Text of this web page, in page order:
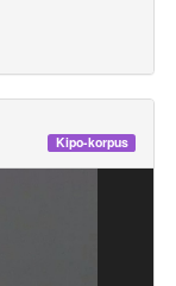
Kipo-korpus